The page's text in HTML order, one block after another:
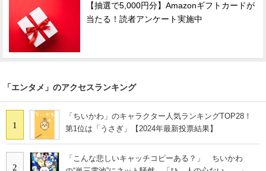
【抽選で5,000円分】Amazonギフトカードが
当たる！読者アンケート実施中
「エンタメ」のアクセスランキング
1
「ちいかわ」のキャラクター人気ランキングTOP28！
第1位は「うさぎ」【2024年最新投票結果】
2
「こんな悲しいキャッチコピーある？」 ちいかわ